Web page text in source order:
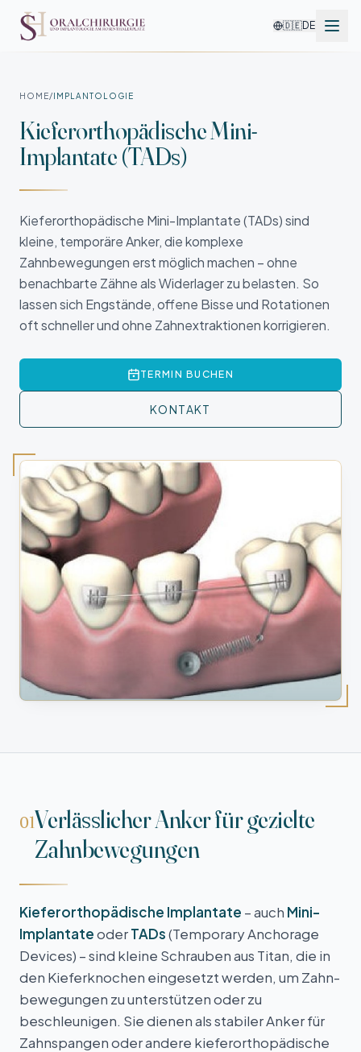
🇩🇪DE
HOME/IMPLANTOLOGIE
Kieferorthopädische Mini-
Implantate (TADs)
Kieferorthopädische Mini-Implantate (TADs) sind
kleine, temporäre Anker, die komplexe
Zahnbewegungen erst möglich machen – ohne
benachbarte Zähne als Widerlager zu belasten. So
lassen sich Engstände, offene Bisse und Rotationen
oft schneller und ohne Zahnextraktionen korrigieren.
TERMIN BUCHEN
KONTAKT
01Verlässlicher Anker für gezielte
Zahn­bewegungen
Kieferorthopädische Implantate – auch Mini-
ImplantateoderTADs(Temporary Anchorage
Devices) – sind kleine Schrauben aus Titan, die in
den Kiefer­knochen eingesetzt werden, um Zahn­
bewegungen zu unterstützen oder zu
beschleunigen. Sie dienen als stabiler Anker für
Zahn­spangen oder andere kiefer­orthopädische